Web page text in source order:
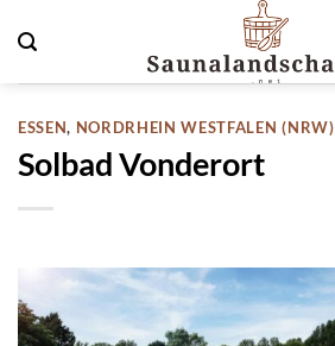
Inhalt
springen
ESSEN, NORDRHEIN WESTFALEN (NRW)
Solbad Vonderort